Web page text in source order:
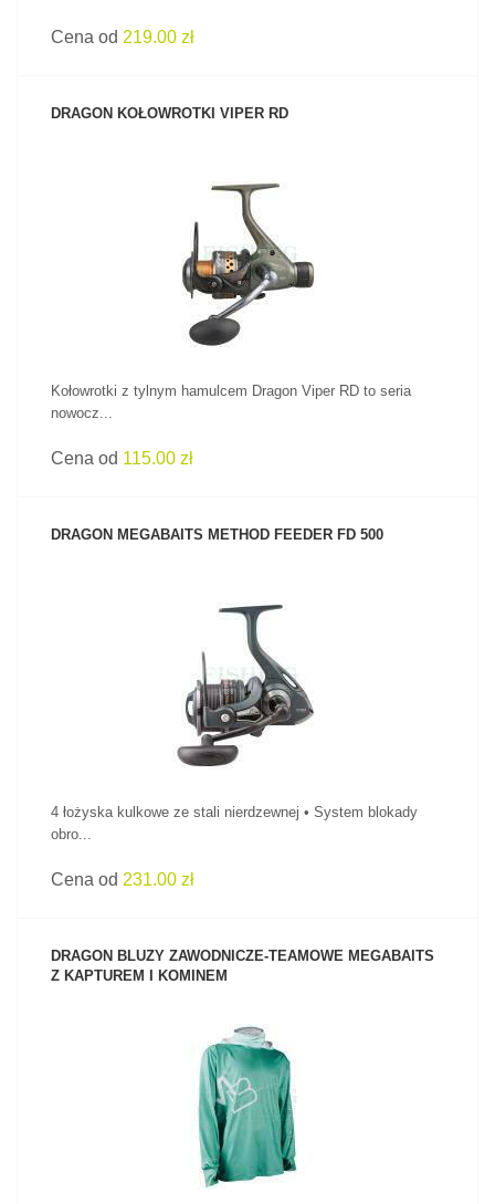
Cena od 219.00 zł
DRAGON KOŁOWROTKI VIPER RD
ZOBACZ PRODUKT
Kołowrotki z tylnym hamulcem Dragon Viper RD to seria
nowocz...
Cena od 115.00 zł
DRAGON MEGABAITS METHOD FEEDER FD 500
ZOBACZ PRODUKT
4 łożyska kulkowe ze stali nierdzewnej • System blokady
obro...
Cena od 231.00 zł
DRAGON BLUZY ZAWODNICZE-TEAMOWE MEGABAITS
Z KAPTUREM I KOMINEM
ZOBACZ PRODUKT